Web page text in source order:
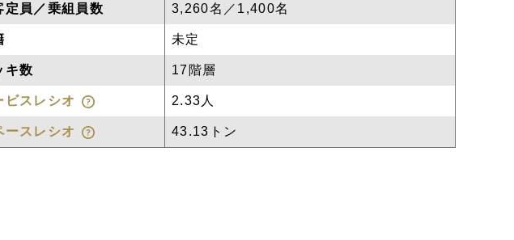
定員／乗組員数 3,260名／1,400名
未定
キ数 17階層
ビスレシオ 2.33人
ースレシオ 43.13トン